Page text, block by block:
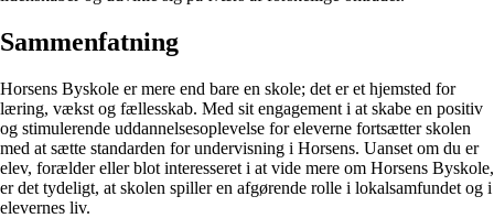
Sammenfatning
Horsens Byskole er mere end bare en skole; det er et hjemsted for
læring, vækst og fællesskab. Med sit engagement i at skabe en positiv
og stimulerende uddannelsesoplevelse for eleverne fortsætter skolen
med at sætte standarden for undervisning i Horsens. Uanset om du er
elev, forælder eller blot interesseret i at vide mere om Horsens Byskole,
er det tydeligt, at skolen spiller en afgørende rolle i lokalsamfundet og i
elevernes liv.